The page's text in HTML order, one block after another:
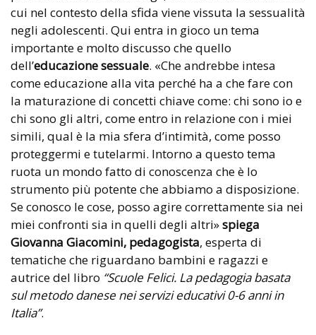
cui nel contesto della sfida viene vissuta la sessualità
negli adolescenti. Qui entra in gioco un tema
importante e molto discusso che quello
dell’educazione sessuale. «Che andrebbe intesa
come educazione alla vita perché ha a che fare con
la maturazione di concetti chiave come: chi sono io e
chi sono gli altri, come entro in relazione con i miei
simili, qual è la mia sfera d’intimità, come posso
proteggermi e tutelarmi. Intorno a questo tema
ruota un mondo fatto di conoscenza che è lo
strumento più potente che abbiamo a disposizione.
Se conosco le cose, posso agire correttamente sia nei
miei confronti sia in quelli degli altri»spiega
Giovanna Giacomini, pedagogista, esperta di
tematiche che riguardano bambini e ragazzi e
autrice del libro “Scuole Felici. La pedagogia basata
sul metodo danese nei servizi educativi 0-6 anni in
Italia”.